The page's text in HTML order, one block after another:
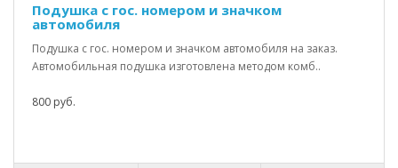
Подушка с гос. номером и значком
автомобиля
Подушка с гос. номером и значком автомобиля на заказ.
Автомобильная подушка изготовлена методом комб..
800 руб.